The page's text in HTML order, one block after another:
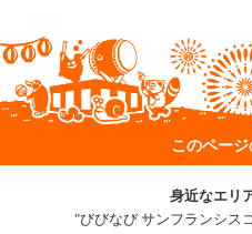
このペー
身近なエリ
"びびなび サンフランシス